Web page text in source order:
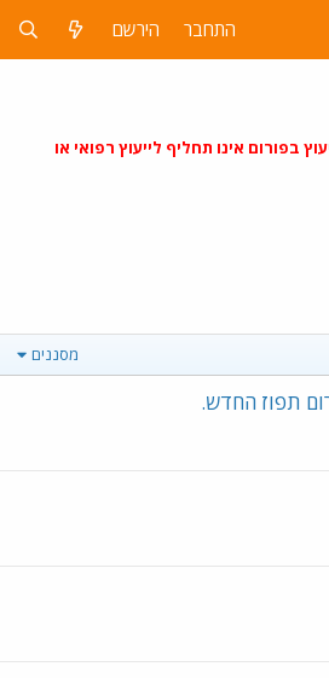
התחבר הירשם
בפורום אינו תחליף לייעוץ רפואי או
מסננים
תפוז החדש.